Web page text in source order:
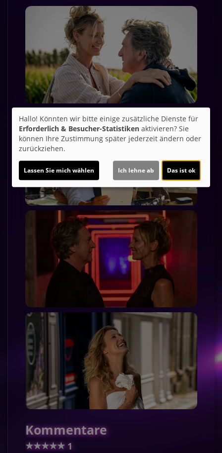
Kommentare
★★★★★ 1
Hallo! Könnten wir bitte einige zusätzliche Dienste für
Erforderlich & Besucher-Statistiken aktivieren? Sie
können Ihre Zustimmung später jederzeit ändern oder
zurückziehen.
Lassen Sie mich wählen Ich lehne ab Das ist ok